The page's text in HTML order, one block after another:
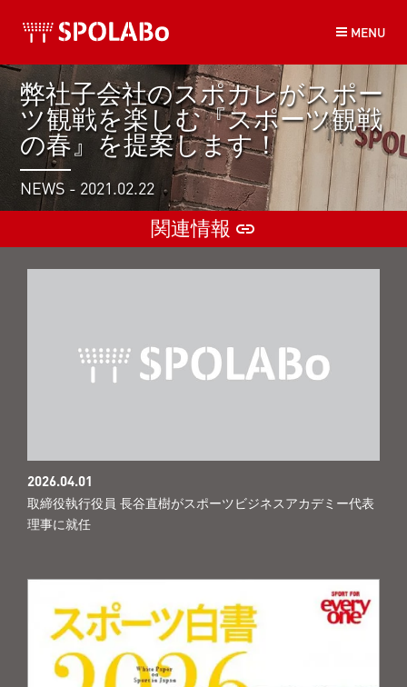
ン
MENU
弊社子会社のスポカレがスポー
ツ観戦を楽しむ『スポーツ観戦
の春』を提案します！
NEWS - 2021.02.22
関連情報 insert_link
2026.04.01
取締役執行役員 長谷直樹がスポーツビジネスアカデミー代表
理事に就任